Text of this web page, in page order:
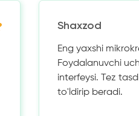
Shaxzod
Eng yaxshi
Foydalanuvchi
interfeysi. Tez
to'ldirip beradi.